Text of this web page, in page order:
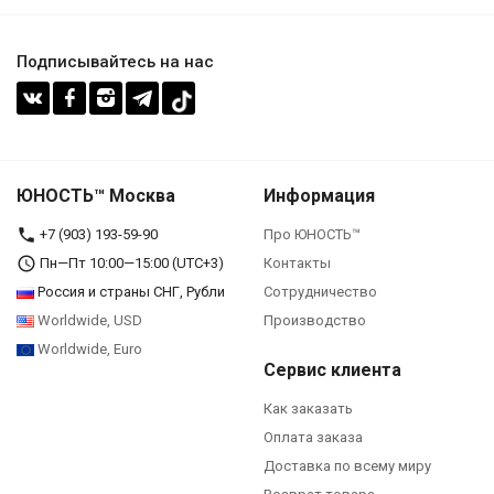
Подписывайтесь на нас
ЮНОСТЬ™ Москва
+7 (903) 193-59-90‬
Пн—Пт 10:00—15:00 (UTC+3)
Россия и страны СНГ, Рубли
Worldwide, USD
Worldwide, Euro
Информация
Про ЮНОСТЬ™
Контакты
Сотрудничество
Производство
Сервис клиента
Как заказать
Оплата заказа
Доставка по всему миру